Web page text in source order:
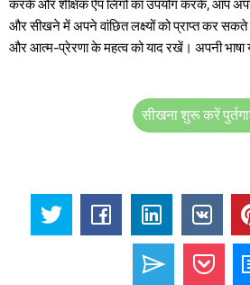
करके और शैक्षिक ऐप लिंगो का उपयोग करके, आप
और सीखने में अपने वांछित लक्ष्यों को प्राप्त कर सकते
और आत्म-प्रेरणा के महत्व को याद रखें। अपनी भाषा
सीखना शुरू करें